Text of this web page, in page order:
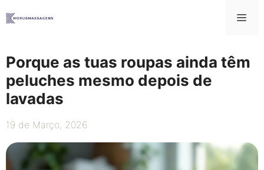
para
Porque as tuas roupas ainda têm
peluches mesmo depois de
lavadas
19 de Março, 2026